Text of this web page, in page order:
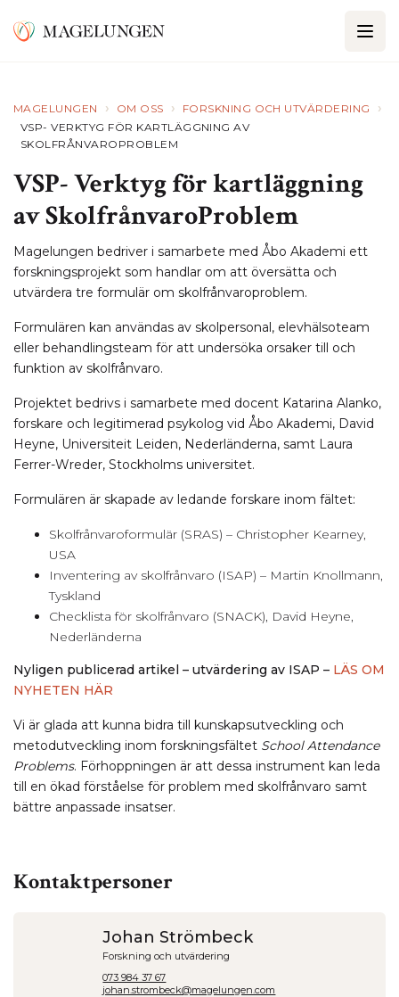
MAGELUNGEN › OM OSS › FORSKNING OCH UTVÄRDERING ›
VSP- VERKTYG FÖR KARTLÄGGNING AV
SKOLFRÅNVAROPROBLEM
VSP- Verktyg för kartläggning
av SkolfrånvaroProblem
Magelungen bedriver i samarbete med Åbo Akademi ett
forskningsprojekt som handlar om att översätta och
utvärdera tre formulär om skolfrånvaroproblem.
Formulären kan användas av skolpersonal, elevhälsoteam
eller behandlingsteam för att undersöka orsaker till och
funktion av skolfrånvaro.
Projektet bedrivs i samarbete med docent Katarina Alanko,
forskare och legitimerad psykolog vid Åbo Akademi, David
Heyne, Universiteit Leiden, Nederländerna, samt Laura
Ferrer-Wreder, Stockholms universitet.
Formulären är skapade av ledande forskare inom fältet:
Skolfrånvaroformulär (SRAS) – Christopher Kearney,
USA
Inventering av skolfrånvaro (ISAP) – Martin Knollmann,
Tyskland
Checklista för skolfrånvaro (SNACK), David Heyne,
Nederländerna
Nyligen publicerad artikel – utvärdering av ISAP – LÄS OM
NYHETEN HÄR
Vi är glada att kunna bidra till kunskapsutveckling och
metodutveckling inom forskningsfältet School Attendance
Problems. Förhoppningen är att dessa instrument kan leda
till en ökad förståelse för problem med skolfrånvaro samt
bättre anpassade insatser.
Kontaktpersoner
Johan Strömbeck
Forskning och utvärdering
073 984 37 67
johan.strombeck@magelungen.com